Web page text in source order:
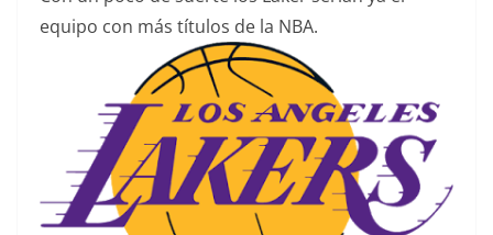
equipo con más títulos de la NBA.